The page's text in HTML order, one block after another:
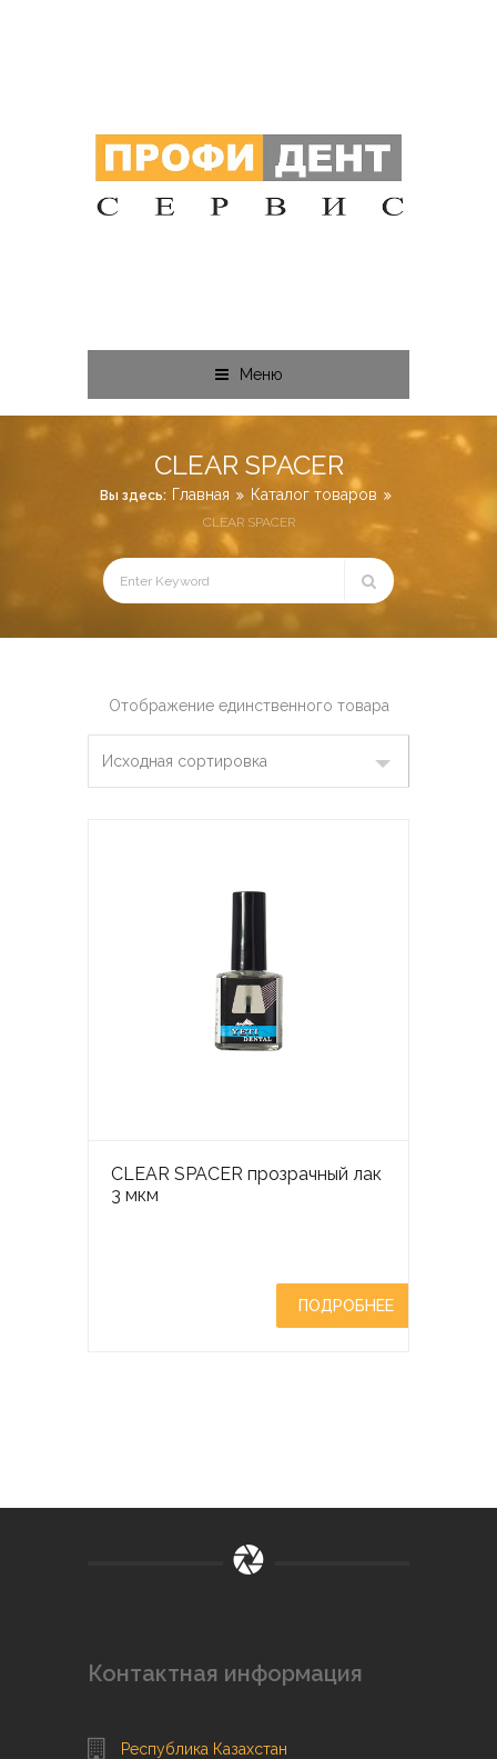
Меню
CLEAR SPACER
Вы здесь: Главная Каталог товаров
CLEAR SPACER
Отображение единственного товара
CLEAR SPACER прозрачный лак
3 мкм
ПОДРОБНЕЕ
Контактная информация
Республика Казахстан